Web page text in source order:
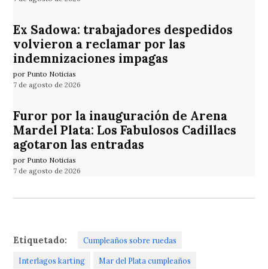
Ex Sadowa: trabajadores despedidos
volvieron a reclamar por las
indemnizaciones impagas
por Punto Noticias
7 de agosto de 2026
Furor por la inauguración de Arena
Mardel Plata: Los Fabulosos Cadillacs
agotaron las entradas
por Punto Noticias
7 de agosto de 2026
Etiquetado: Cumpleaños sobre ruedas
Interlagos karting Mar del Plata cumpleaños